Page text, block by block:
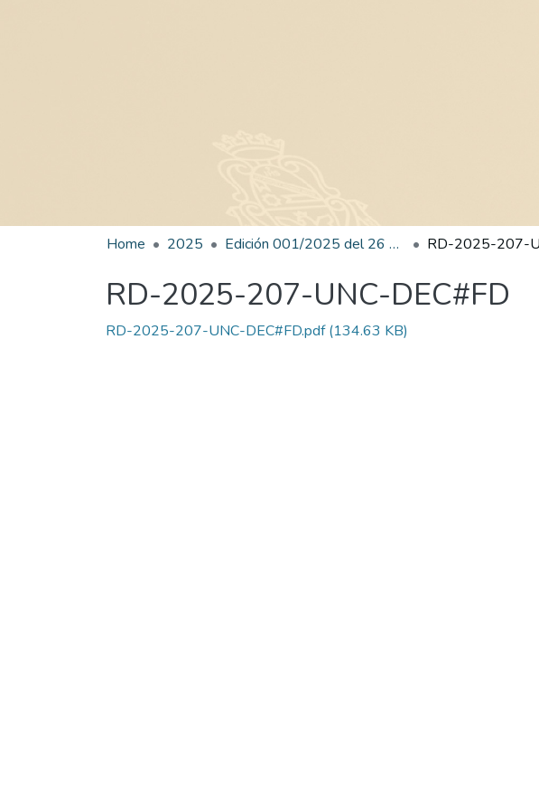
Home 2025 Edición 001/2025 del 26 de mayo de 2025
RD-2025-207-UNC-DEC#FD
RD-2025-207-UNC-DEC#FD.pdf(134.63 KB)